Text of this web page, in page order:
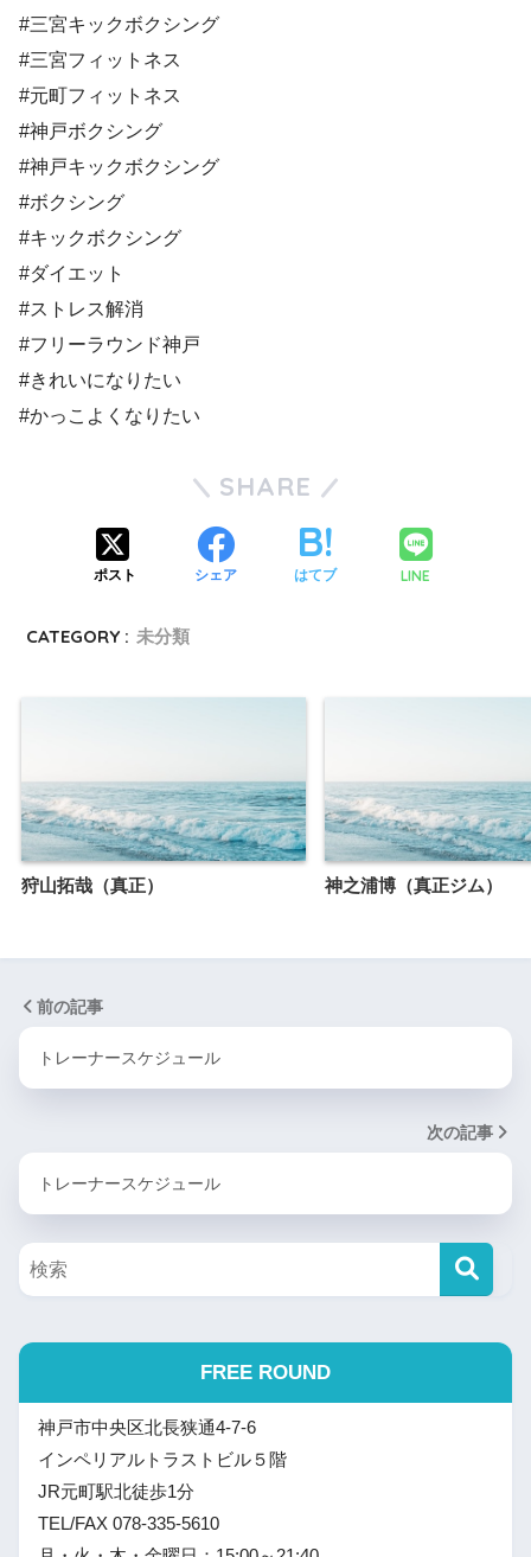
#三宮キックボクシング
#三宮フィットネス
#元町フィットネス
#神戸ボクシング
#神戸キックボクシング
#ボクシング
#キックボクシング
#ダイエット
#ストレス解消
#フリーラウンド神戸
#きれいになりたい
#かっこよくなりたい
SHARE
ポスト シェア はてブ LINE
CATEGORY : 未分類
狩山拓哉（真正） 神之浦博（真正ジム）
前の記事
トレーナースケジュール
次の記事
トレーナースケジュール
FREE ROUND
神戸市中央区北長狭通4-7-6
インペリアルトラストビル５階
JR元町駅北徒歩1分
TEL/FAX 078-335-5610